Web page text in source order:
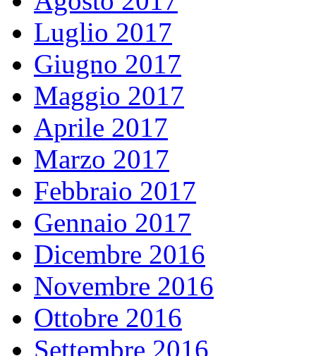
Luglio 2017
Giugno 2017
Maggio 2017
Aprile 2017
Marzo 2017
Febbraio 2017
Gennaio 2017
Dicembre 2016
Novembre 2016
Ottobre 2016
Settembre 2016